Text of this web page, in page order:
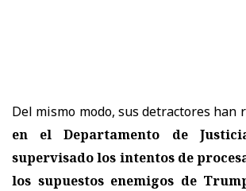
Del mismo modo, sus detractores han
en el Departamento de
supervisado los intentos de
los supuestos enemigos de